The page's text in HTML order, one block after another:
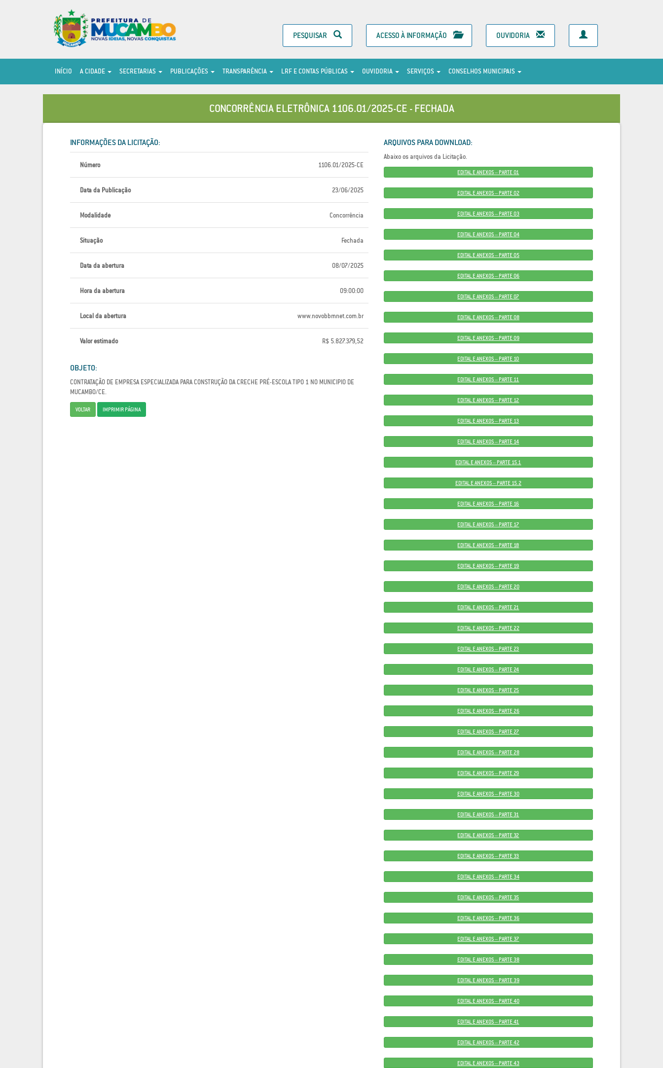
PESQUISAR ACESSO À INFORMAÇÃO OUVIDORIA
INÍCIO A CIDADE SECRETARIAS PUBLICAÇÕES TRANSPARÊNCIA LRF E CONTAS PÚBLICAS OUVIDORIA SERVIÇOS CONSELHOS MUNICIPAIS
CONCORRÊNCIA ELETRÔNICA 1106.01/2025-CE - FECHADA
INFORMAÇÕES DA LICITAÇÃO:
Número 1106.01/2025-CE
Data da Publicação 23/06/2025
Modalidade Concorrência
Situação Fechada
Data da abertura 08/07/2025
Hora da abertura 09:00:00
Local da abertura www.novobbmnet.com.br
Valor estimado R$ 5.827.379,52
OBJETO:
CONTRATAÇÃO DE EMPRESA ESPECIALIZADA PARA CONSTRUÇÃO DA CRECHE PRÉ-ESCOLA TIPO 1 NO MUNICIPIO DE
MUCAMBO/CE.
VOLTAR IMPRIMIR PÁGINA
ARQUIVOS PARA DOWNLOAD:
Abaixo os arquivos da Licitação.
EDITAL E ANEXOS – PARTE 01
EDITAL E ANEXOS – PARTE 02
EDITAL E ANEXOS – PARTE 03
EDITAL E ANEXOS – PARTE 04
EDITAL E ANEXOS – PARTE 05
EDITAL E ANEXOS – PARTE 06
EDITAL E ANEXOS – PARTE 07
EDITAL E ANEXOS – PARTE 08
EDITAL E ANEXOS – PARTE 09
EDITAL E ANEXOS – PARTE 10
EDITAL E ANEXOS – PARTE 11
EDITAL E ANEXOS – PARTE 12
EDITAL E ANEXOS – PARTE 13
EDITAL E ANEXOS – PARTE 14
EDITAL E ANEXOS – PARTE 15.1
EDITAL E ANEXOS – PARTE 15.2
EDITAL E ANEXOS – PARTE 16
EDITAL E ANEXOS – PARTE 17
EDITAL E ANEXOS – PARTE 18
EDITAL E ANEXOS – PARTE 19
EDITAL E ANEXOS – PARTE 20
EDITAL E ANEXOS – PARTE 21
EDITAL E ANEXOS – PARTE 22
EDITAL E ANEXOS – PARTE 23
EDITAL E ANEXOS – PARTE 24
EDITAL E ANEXOS – PARTE 25
EDITAL E ANEXOS – PARTE 26
EDITAL E ANEXOS – PARTE 27
EDITAL E ANEXOS – PARTE 28
EDITAL E ANEXOS – PARTE 29
EDITAL E ANEXOS – PARTE 30
EDITAL E ANEXOS – PARTE 31
EDITAL E ANEXOS – PARTE 32
EDITAL E ANEXOS – PARTE 33
EDITAL E ANEXOS – PARTE 34
EDITAL E ANEXOS – PARTE 35
EDITAL E ANEXOS – PARTE 36
EDITAL E ANEXOS – PARTE 37
EDITAL E ANEXOS – PARTE 38
EDITAL E ANEXOS – PARTE 39
EDITAL E ANEXOS – PARTE 40
EDITAL E ANEXOS – PARTE 41
EDITAL E ANEXOS – PARTE 42
EDITAL E ANEXOS – PARTE 43